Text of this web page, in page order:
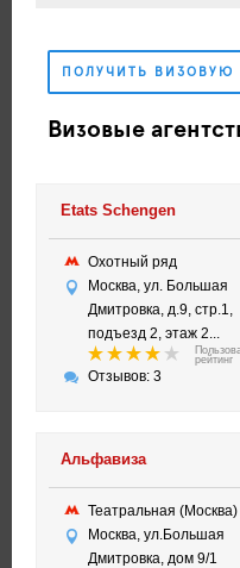
ПОЛУЧИТЬ
Визовые
Etats Schengen
Охотный ряд
Москва, ул. Большая
Дмитровка, д.9, стр.1,
подъезд 2, этаж 2...
рейтинг
Отзывов: 3
Альфавиза
Театральная (Москва)
Москва, ул.Большая
Дмитровка, дом 9/1